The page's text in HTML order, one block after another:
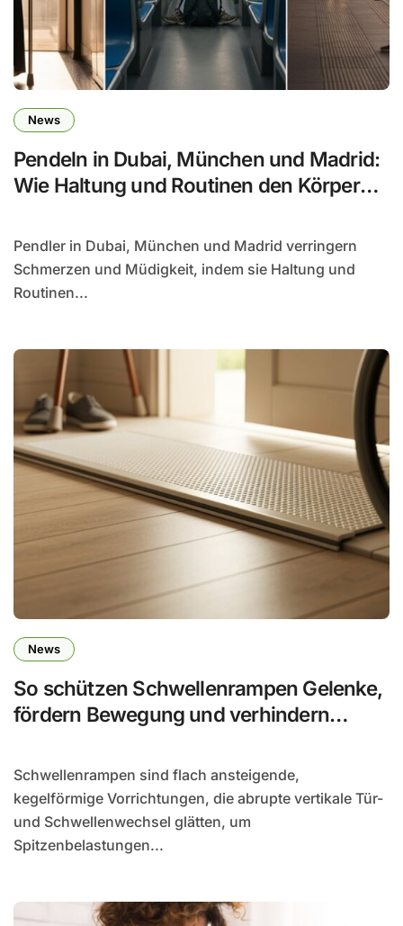
News
Pendeln in Dubai, München und Madrid:
Wie Haltung und Routinen den Körper
Pendler in Dubai, München und Madrid verringern
Schmerzen und Müdigkeit, indem sie Haltung und
Routinen...
News
So schützen Schwellenrampen Gelenke,
fördern Bewegung und verhindern
Schwellenrampen sind flach ansteigende,
kegelförmige Vorrichtungen, die abrupte vertikale Tür-
und Schwellenwechsel glätten, um
Spitzenbelastungen...